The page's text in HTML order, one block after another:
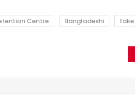
Centre Bangladeshi